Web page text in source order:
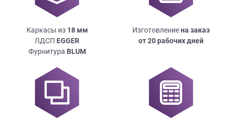
Каркасы из 18мм
ЛДСП EGGER
Фурнитура BLUM
Изготовлениена заказ
от 20 рабочих дней